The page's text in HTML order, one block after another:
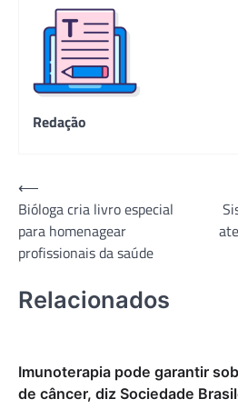
Redação
Navegação
de
Post
⟵
Bióloga cria livro especial
para homenagear
profissionais da saúde
Relacionados
Imunoterapia pode garantir
de câncer, diz Sociedade